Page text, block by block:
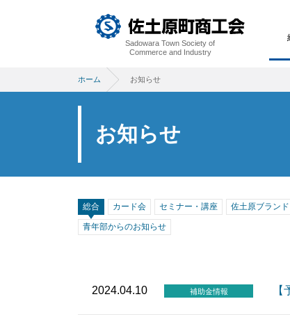
Sadowara Town Society of
Commerce and Industry
ホーム お知らせ
お知らせ
総合 カード会 セミナー・講座 佐土原ブランド
青年部からのお知らせ
2024.04.10 補助金情報